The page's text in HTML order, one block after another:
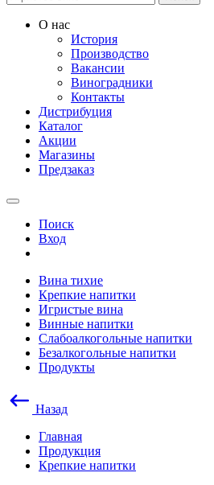
О нас
История
Производство
Вакансии
Виноградники
Контакты
Дистрибуция
Каталог
Акции
Магазины
Предзаказ
Поиск
Вход
Вина тихие
Крепкие напитки
Игристые вина
Винные напитки
Слабоалкогольные напитки
Безалкогольные напитки
Продукты
Назад
Главная
Продукция
Крепкие напитки